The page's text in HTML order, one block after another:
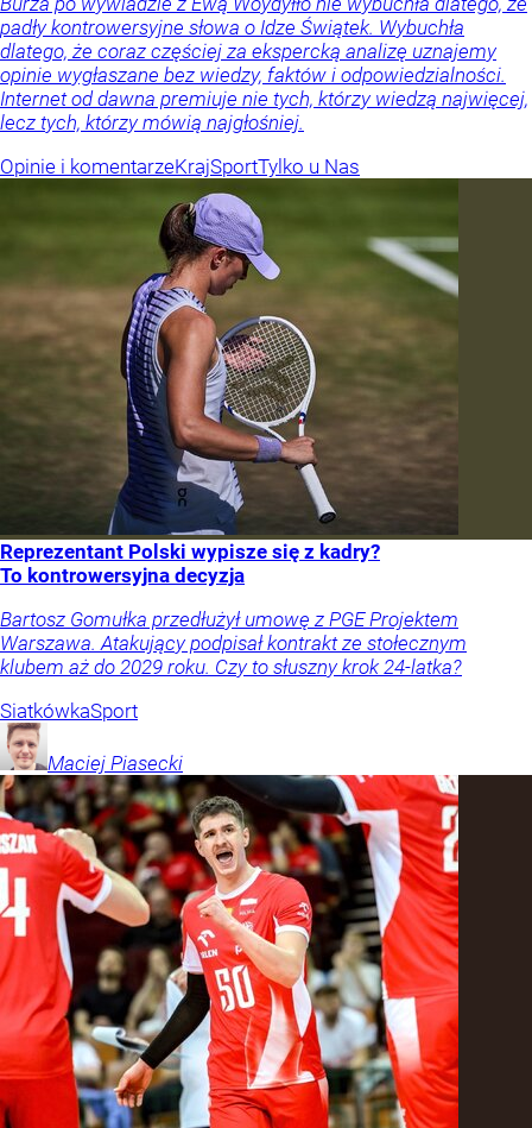
padły kontrowersyjne słowa o Idze Świątek. Wybuchła
dlatego, że coraz częściej za ekspercką analizę uznajemy
opinie wygłaszane bez wiedzy, faktów i odpowiedzialności.
Internet od dawna premiuje nie tych, którzy wiedzą najwięcej,
lecz tych, którzy mówią najgłośniej.
Opinie i komentarzeKrajSportTylko u Nas
Reprezentant Polski wypisze się z kadry?
To kontrowersyjna decyzja
Bartosz Gomułka przedłużył umowę z PGE Projektem
Warszawa. Atakujący podpisał kontrakt ze stołecznym
klubem aż do 2029 roku. Czy to słuszny krok 24-latka?
SiatkówkaSport
Maciej Piasecki